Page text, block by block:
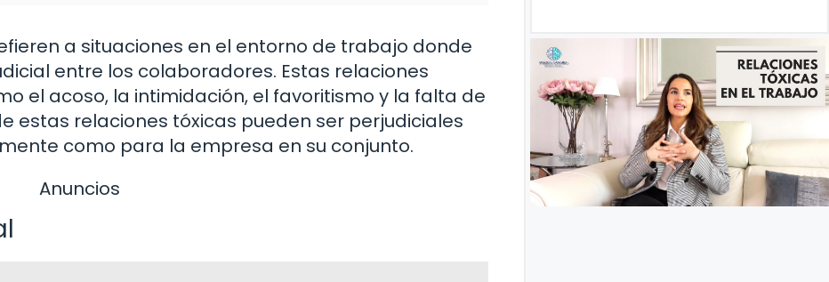
a situaciones en el entorno de trabajo donde
entre los colaboradores. Estas relaciones
el acoso, la intimidación, el favoritismo y la falta de
estas relaciones tóxicas pueden ser perjudiciales
como para la empresa en su conjunto.
Anuncios